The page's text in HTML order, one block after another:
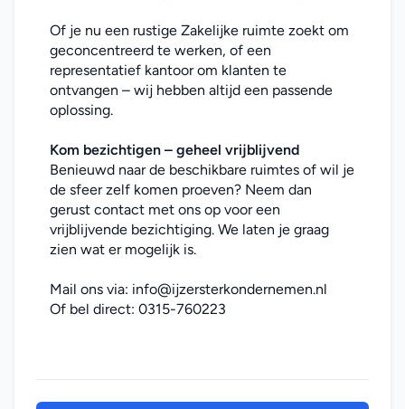
Of je nu een rustige Zakelijke ruimte zoekt om
geconcentreerd te werken, of een
representatief kantoor om klanten te
ontvangen – wij hebben altijd een passende
oplossing.
Kom bezichtigen – geheel vrijblijvend
Benieuwd naar de beschikbare ruimtes of wil je
de sfeer zelf komen proeven? Neem dan
gerust contact met ons op voor een
vrijblijvende bezichtiging. We laten je graag
zien wat er mogelijk is.
Mail ons via: info@ijzersterkondernemen.nl
Of bel direct: 0315-760223